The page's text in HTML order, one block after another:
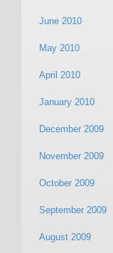
June 2010
May 2010
April 2010
January 2010
December 2009
November 2009
October 2009
September 2009
August 2009